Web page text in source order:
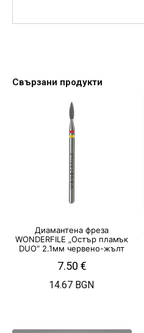
Свързани продукти
Диамантена фреза
WONDERFILE „Остър пламък
DUO“ 2.1мм червено-жълт
7.50 €
14.67 BGN